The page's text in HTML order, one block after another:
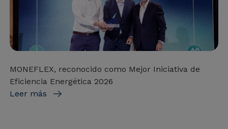
MONEFLEX, reconocido como Mejor Iniciativa de
Eficiencia Energética 2026
Leer más